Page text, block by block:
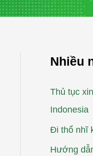
Nhiều
Thủ tục
Indonesia
Đi thổ nhĩ
Hướng